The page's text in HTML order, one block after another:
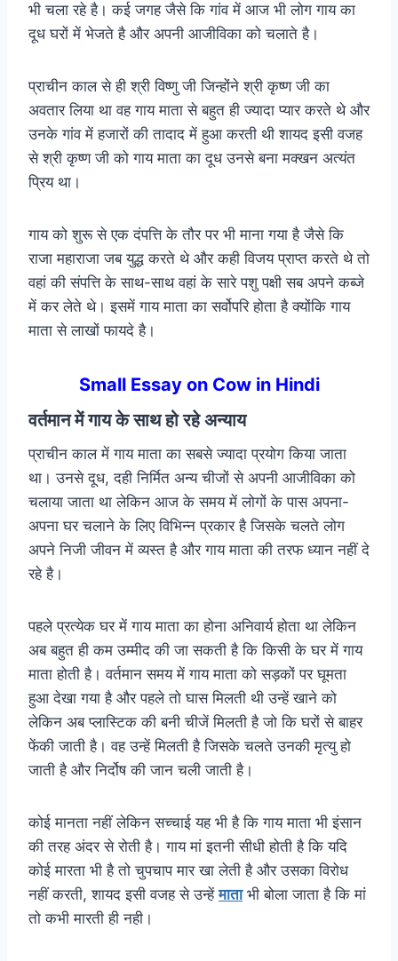
भी चला रहे है। कई जगह जैसे कि गांव में आज भी लोग गाय का
दूध घरों में भेजते है और अपनी आजीविका को चलाते है।
प्राचीन काल से ही श्री विष्णु जी जिन्होंने श्री कृष्ण जी का
अवतार लिया था वह गाय माता से बहुत ही ज्यादा प्यार करते थे और
उनके गांव में हजारों की तादाद में हुआ करती थी शायद इसी वजह
से श्री कृष्ण जी को गाय माता का दूध उनसे बना मक्खन अत्यंत
प्रिय था।
गाय को शुरू से एक दंपत्ति के तौर पर भी माना गया है जैसे कि
राजा महाराजा जब युद्ध करते थे और कही विजय प्राप्त करते थे तो
वहां की संपत्ति के साथ-साथ वहां के सारे पशु पक्षी सब अपने कब्जे
में कर लेते थे। इसमें गाय माता का सर्वोपरि होता है क्योंकि गाय
माता से लाखों फायदे है।
Small Essay on Cow in Hindi
वर्तमान में गाय के साथ हो रहे अन्याय
प्राचीन काल में गाय माता का सबसे ज्यादा प्रयोग किया जाता
था। उनसे दूध, दही निर्मित अन्य चीजों से अपनी आजीविका को
चलाया जाता था लेकिन आज के समय में लोगों के पास अपना-
अपना घर चलाने के लिए विभिन्न प्रकार है जिसके चलते लोग
अपने निजी जीवन में व्यस्त है और गाय माता की तरफ ध्यान नहीं दे
रहे है।
पहले प्रत्येक घर में गाय माता का होना अनिवार्य होता था लेकिन
अब बहुत ही कम उम्मीद की जा सकती है कि किसी के घर में गाय
माता होती है। वर्तमान समय में गाय माता को सड़कों पर घूमता
हुआ देखा गया है और पहले तो घास मिलती थी उन्हें खाने को
लेकिन अब प्लास्टिक की बनी चीजें मिलती है जो कि घरों से बाहर
फेंकी जाती है। वह उन्हें मिलती है जिसके चलते उनकी मृत्यु हो
जाती है और निर्दोष की जान चली जाती है।
कोई मानता नहीं लेकिन सच्चाई यह भी है कि गाय माता भी इंसान
की तरह अंदर से रोती है। गाय मां इतनी सीधी होती है कि यदि
कोई मारता भी है तो चुपचाप मार खा लेती है और उसका विरोध
नहीं करती, शायद इसी वजह से उन्हेंमाताभी बोला जाता है कि मां
तो कभी मारती ही नही।